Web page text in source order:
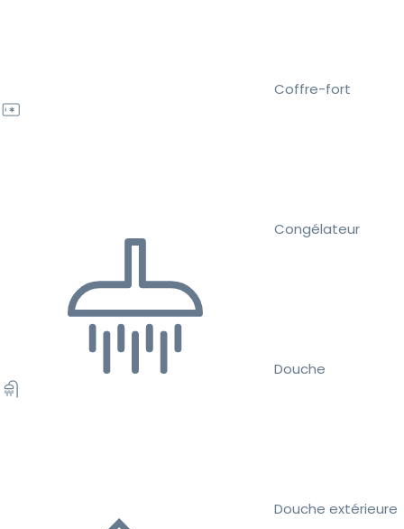
Coffre-fort
Congélateur
Douche
Douche extérieure